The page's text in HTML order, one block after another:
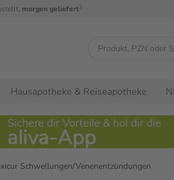
morgen geliefert3
Hausapotheke & Reiseapotheke
Schwellungen/Venenentzündungen